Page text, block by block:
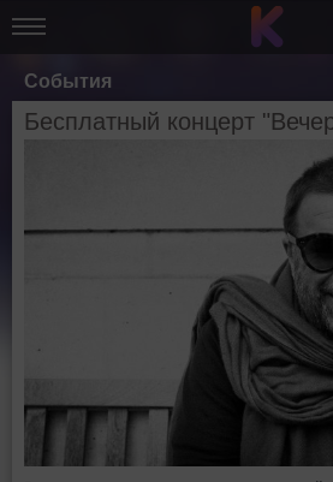
События
Бесплатный концерт